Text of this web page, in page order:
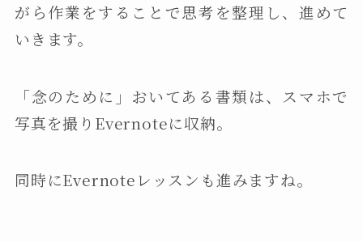
がら作業をすることで思考を整理し、進めて
いきます。
「念のために」おいてある書類は、スマホで
写真を撮りEvernoteに収納。
同時にEvernoteレッスンも進みますね。